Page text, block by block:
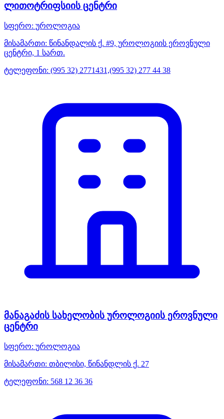
ლითოტრიფსიის ცენტრი
სფერო: უროლოგია
მისამართი: წინანდალის ქ. #9, უროლოგიის ეროვნული
ცენტრი, 1 სართ.
ტელეფონი: (995 32) 2771431,(995 32) 277 44 38
მანაგაძის სახელობის უროლოგიის ეროვნული
ცენტრი
სფერო: უროლოგია
მისამართი: თბილისი, წინანდლის ქ. 27
ტელეფონი: 568 12 36 36